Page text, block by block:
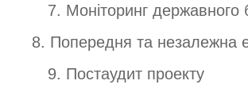
7. Моніторинг державного
8. Попередня та незалежна
9. Постаудит проекту